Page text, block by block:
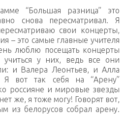
“Большая разница” это
снова пересматривал. Я
свои концерты,
– это самые главные учителя
люблю посещать концерты
у них, ведь все они
и Валера Леонтьев, и Алла
вот так себя на “Арену”
россияне и мировые звезды
же, я тоже могу! Говорят вот,
из белорусов собрал арену.